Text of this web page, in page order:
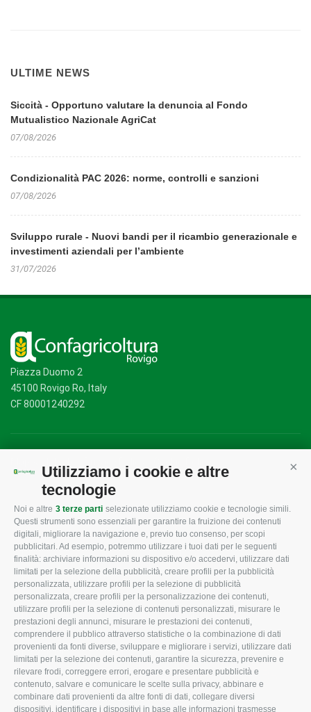
Utilizziamo i cookie e altre
tecnologie
Noi e altre 3 terze parti selezionate utilizziamo cookie e tecnologie simili.
Questi strumenti sono essenziali per garantire la fruizione dei contenuti
digitali, migliorare la navigazione e, previo tuo consenso, per scopi
pubblicitari. Ad esempio, potremmo utilizzare i tuoi dati per le seguenti
finalità: archiviare informazioni su dispositivo e/o accedervi, utilizzare dati
limitati per la selezione della pubblicità, creare profili per la pubblicità
personalizzata, utilizzare profili per la selezione di pubblicità
personalizzata, creare profili per la personalizzazione dei contenuti,
utilizzare profili per la selezione di contenuti personalizzati, misurare le
prestazioni degli annunci, misurare le prestazioni dei contenuti,
comprendere il pubblico attraverso statistiche o la combinazione di dati
provenienti da fonti diverse, sviluppare e migliorare i servizi, utilizzare dati
limitati per la selezione dei contenuti, garantire la sicurezza, prevenire e
rilevare frodi, correggere errori, erogare e presentare pubblicità e
contenuto, salvare e comunicare le scelte sulla privacy, abbinare e
combinare dati provenienti da altre fonti di dati, collegare diversi
dispositivi, identificare i dispositivi in base alle informazioni trasmesse
ULTIME NEWS
Siccità - Opportuno valutare la denuncia al Fondo
Mutualistico Nazionale AgriCat
07/08/2026
Condizionalità PAC 2026: norme, controlli e sanzioni
07/08/2026
Sviluppo rurale - Nuovi bandi per il ricambio generazionale e
investimenti aziendali per l’ambiente
31/07/2026
Piazza Duomo 2
45100 Rovigo Ro, Italy
CF 80001240292
CONFAGRICOLTURA
ROVIGO
L'Associazione
Missione e Progetto
Organigramma aziendale
I Nostri Servizi
Uffici della Sede
provinciale
Le Sedi di Zona
Agricoltori S.r.l.
CONFAGRICOLTURA
INFORMA
Tecnico
Fiscale
Lavoro
Ambiente
Associazione
CONFAGRICOLTURA
ATTIVA